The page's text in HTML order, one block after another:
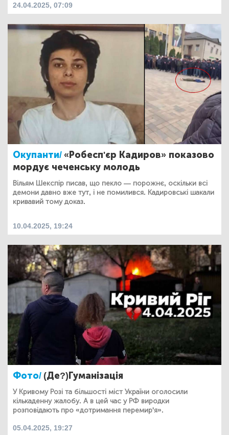
24.04.2025, 07:09
Окупанти/«Робесп'єр Кадиров» показово
мордує чеченську молодь
Вільям Шекспір писав, що пекло — порожнє, оскільки всі
демони давно вже тут, і не помилився. Кадировські шакали
кривавий тому доказ.
10.04.2025, 19:24
Фото/ (Де?)Гуманізація
У Кривому Розі та більшості міст України оголосили
кількаденну жалобу. А в цей час у РФ виродки
розповідають про «дотримання перемир'я».
05.04.2025, 19:27